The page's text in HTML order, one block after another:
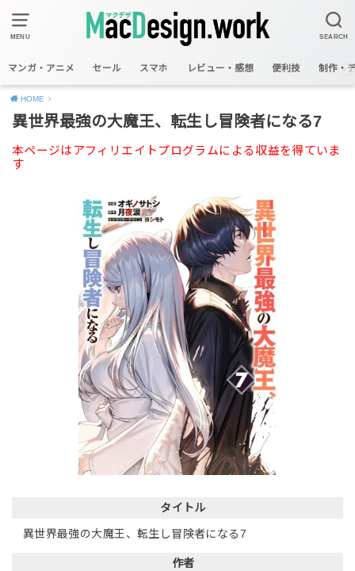
MENU SEARCH
マンガ・アニメ セール スマホ レビュー・感想 便利技 制作・
HOME
異世界最強の大魔王、転生し冒険者になる7
本ページはアフィリエイトプログラムによる収益を得ていま
す
タイトル
異世界最強の大魔王、転生し冒険者になる7
作者